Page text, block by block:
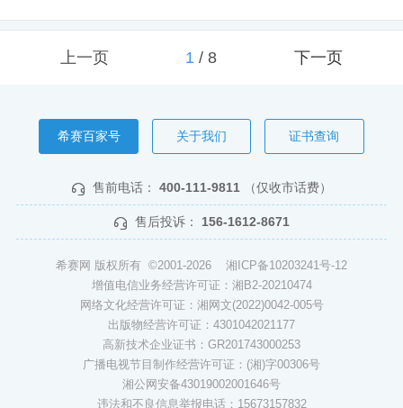
上一页 1/ 8 下一页
希赛百家号 关于我们 证书查询
售前电话： 400-111-9811 （仅收市话费）
售后投诉： 156-1612-8671
希赛网 版权所有 ©2001-2026 湘ICP备10203241号-12
增值电信业务经营许可证：湘B2-20210474
网络文化经营许可证：湘网文(2022)0042-005号
出版物经营许可证：4301042021177
高新技术企业证书：GR201743000253
广播电视节目制作经营许可证：(湘)字00306号
湘公网安备43019002001646号
违法和不良信息举报电话：15673157832